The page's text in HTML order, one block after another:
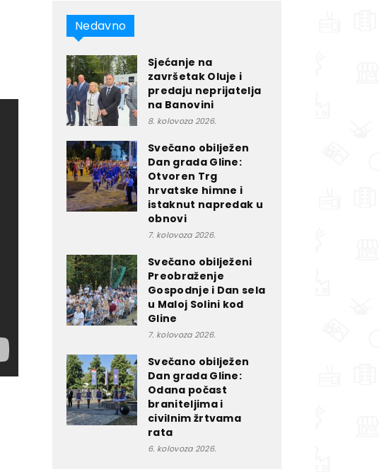
Nedavno
Sjećanje na
završetak Oluje i
predaju neprijatelja
na Banovini
8. kolovoza 2026.
Svečano obilježen
Dan grada Gline:
Otvoren Trg
hrvatske himne i
istaknut napredak u
obnovi
7. kolovoza 2026.
Svečano obilježeni
Preobraženje
Gospodnje i Dan sela
u Maloj Solini kod
Gline
7. kolovoza 2026.
Svečano obilježen
Dan grada Gline:
Odana počast
braniteljima i
civilnim žrtvama
rata
6. kolovoza 2026.